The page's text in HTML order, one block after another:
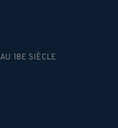
18E SIÈCLE